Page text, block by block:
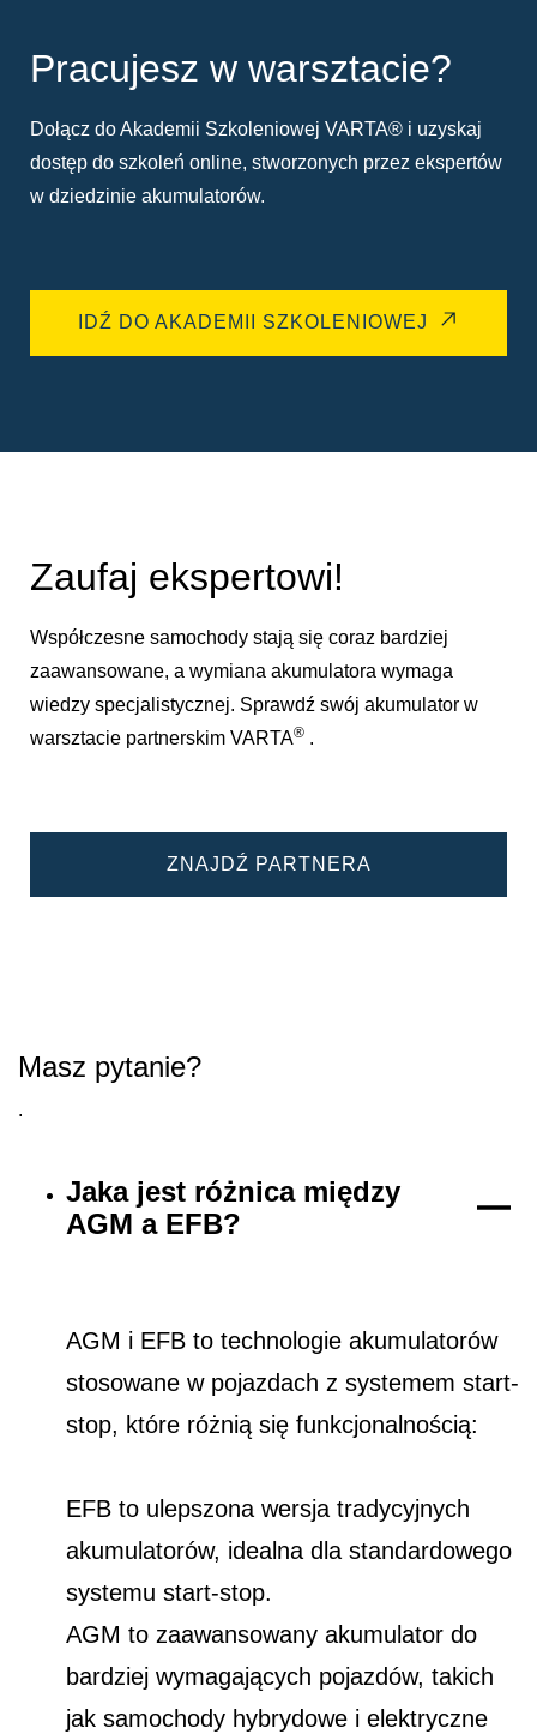
Pracujesz w warsztacie?
Dołącz do Akademii Szkoleniowej VARTA® i uzyskaj
dostęp do szkoleń online, stworzonych przez ekspertów
w dziedzinie akumulatorów.
IDŹ DO AKADEMII SZKOLENIOWEJ
Zaufaj ekspertowi!
Współczesne samochody stają się coraz bardziej
zaawansowane, a wymiana akumulatora wymaga
wiedzy specjalistycznej. Sprawdź swój akumulator w
warsztacie partnerskim VARTA® .
ZNAJDŹ PARTNERA
Masz pytanie?
.
Jaka jest różnica między
AGM a EFB?
AGM i EFB to technologie akumulatorów
stosowane w pojazdach z systemem start-
stop, które różnią się funkcjonalnością:
EFB to ulepszona wersja tradycyjnych
akumulatorów, idealna dla standardowego
systemu start-stop.
AGM to zaawansowany akumulator do
bardziej wymagających pojazdów, takich
jak samochody hybrydowe i elektryczne